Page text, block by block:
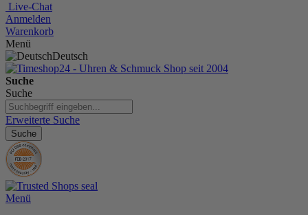
Live-Chat
Anmelden
Warenkorb
Menü
Deutsch
Suche
Suche
Erweiterte Suche
Suche
Menü